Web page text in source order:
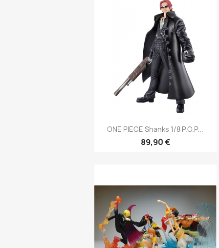
Aperçu rapide
ONE PIECE Shanks 1/8 P.O.P...
89,90 €